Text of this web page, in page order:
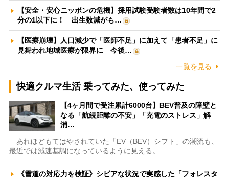
【安全・安心ニッポンの危機】採用試験受験者数は10年間で2
分の1以下に！ 出生数減がも…
【医療崩壊】人口減少で「医師不足」に加えて「患者不足」に
見舞われ地域医療が限界に 今後…
一覧を見る
快適クルマ生活 乗ってみた、使ってみた
【4ヶ月間で受注累計6000台】BEV普及の障壁と
なる「航続距離の不安」「充電のストレス」解
消…
あれほどもてはやされていた「EV（BEV）シフト」の潮流も、
最近では減速基調になっているように見える。…
《雪道の対応力を検証》シビアな状況で実感した「フォレスタ